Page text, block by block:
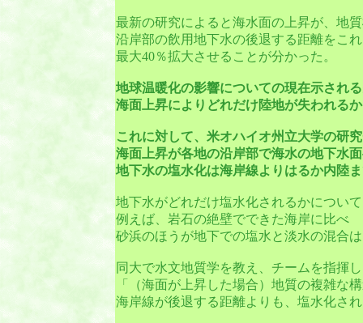
最新の研究によると海水面の上昇が、地
沿岸部の飲用地下水の後退する距離をこ
最大40％拡大させることが分かった。
地球温暖化の影響についての現在示され
海面上昇によりどれだけ陸地が失われる
これに対して、米オハイオ州立大学の研
海面上昇が各地の沿岸部で海水の地下水
地下水の塩水化は海岸線よりはるか内陸
地下水がどれだけ塩水化されるかについ
例えば、岩石の絶壁でできた海岸に比べ
砂浜のほうが地下での塩水と淡水の混合
同大で水文地質学を教え、チームを指揮
「（海面が上昇した場合）地質の複雑な
海岸線が後退する距離よりも、塩水化さ